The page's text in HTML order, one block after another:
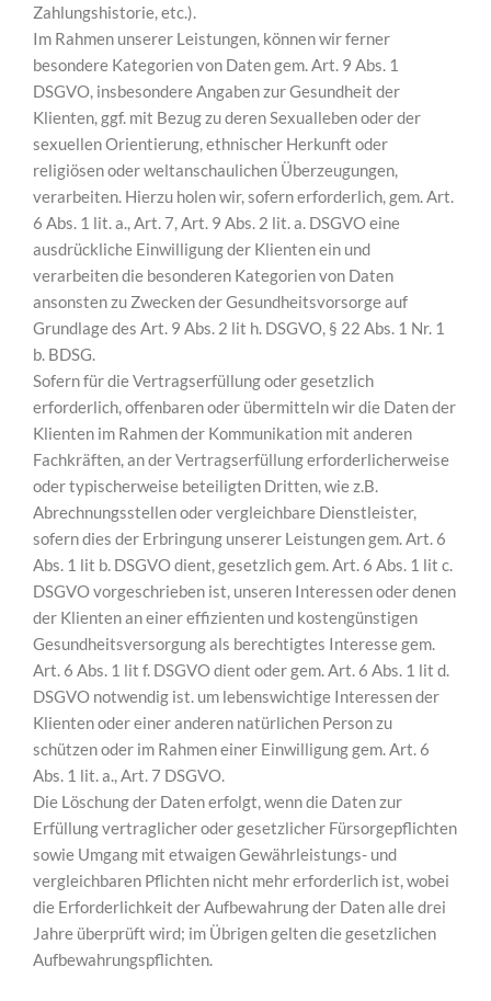
Zahlungshistorie, etc.).
Im Rahmen unserer Leistungen, können wir ferner
besondere Kategorien von Daten gem. Art. 9 Abs. 1
DSGVO, insbesondere Angaben zur Gesundheit der
Klienten, ggf. mit Bezug zu deren Sexualleben oder der
sexuellen Orientierung, ethnischer Herkunft oder
religiösen oder weltanschaulichen Überzeugungen,
verarbeiten. Hierzu holen wir, sofern erforderlich, gem. Art.
6 Abs. 1 lit. a., Art. 7, Art. 9 Abs. 2 lit. a. DSGVO eine
ausdrückliche Einwilligung der Klienten ein und
verarbeiten die besonderen Kategorien von Daten
ansonsten zu Zwecken der Gesundheitsvorsorge auf
Grundlage des Art. 9 Abs. 2 lit h. DSGVO, § 22 Abs. 1 Nr. 1
b. BDSG.
Sofern für die Vertragserfüllung oder gesetzlich
erforderlich, offenbaren oder übermitteln wir die Daten der
Klienten im Rahmen der Kommunikation mit anderen
Fachkräften, an der Vertragserfüllung erforderlicherweise
oder typischerweise beteiligten Dritten, wie z.B.
Abrechnungsstellen oder vergleichbare Dienstleister,
sofern dies der Erbringung unserer Leistungen gem. Art. 6
Abs. 1 lit b. DSGVO dient, gesetzlich gem. Art. 6 Abs. 1 lit c.
DSGVO vorgeschrieben ist, unseren Interessen oder denen
der Klienten an einer effizienten und kostengünstigen
Gesundheitsversorgung als berechtigtes Interesse gem.
Art. 6 Abs. 1 lit f. DSGVO dient oder gem. Art. 6 Abs. 1 lit d.
DSGVO notwendig ist. um lebenswichtige Interessen der
Klienten oder einer anderen natürlichen Person zu
schützen oder im Rahmen einer Einwilligung gem. Art. 6
Abs. 1 lit. a., Art. 7 DSGVO.
Die Löschung der Daten erfolgt, wenn die Daten zur
Erfüllung vertraglicher oder gesetzlicher Fürsorgepflichten
sowie Umgang mit etwaigen Gewährleistungs- und
vergleichbaren Pflichten nicht mehr erforderlich ist, wobei
die Erforderlichkeit der Aufbewahrung der Daten alle drei
Jahre überprüft wird; im Übrigen gelten die gesetzlichen
Aufbewahrungspflichten.